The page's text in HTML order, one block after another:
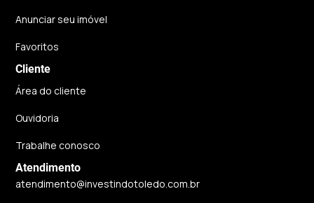
Anunciar seu imóvel
Favoritos
Cliente
Área do cliente
Ouvidoria
Trabalhe conosco
Atendimento
atendimento@investindotoledo.com.br